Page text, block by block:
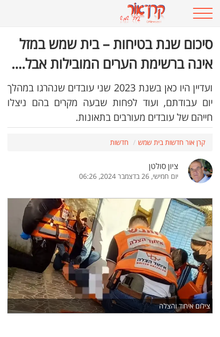
סיכום שנת בטיחות – בית שמש במזל
אינה ברשימת הערים המובילות אבל....
ועדיין היו כאן בשנת 2023 שני עובדים שנהרגו במהלך
יום עבודתם, ועוד לפחות שבעה מקרים בהם ניצלו
חייהם של עובדים מעורבים בתאונות.
קרן אור חדשות בית שמש חדשות
ציון סולטן
יום חמישי, 26 בדצמבר 2024, 06:26
צילום איחוד והצלה